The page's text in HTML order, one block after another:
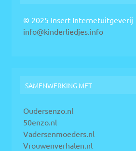
© 2025 Insert Internetuitgeverij
info@kinderliedjes.info
SAMENWERKING MET
Oudersenzo.nl
50enzo.nl
Vadersenmoeders.nl
Vrouwenverhalen.nl